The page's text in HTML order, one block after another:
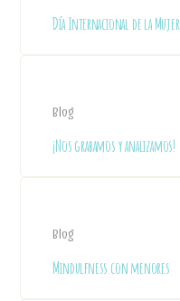
Día Internacional de la Mujer
Blog
¡Nos grabamos y analizamos!
Blog
Mindulfness con menores